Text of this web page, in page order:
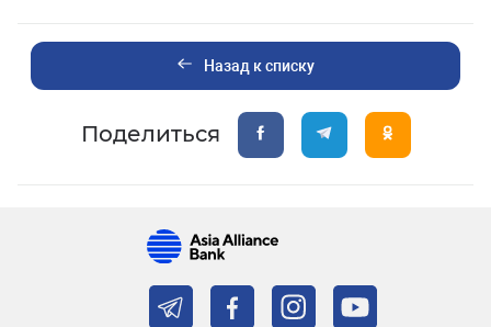
Назад к списку
Поделиться